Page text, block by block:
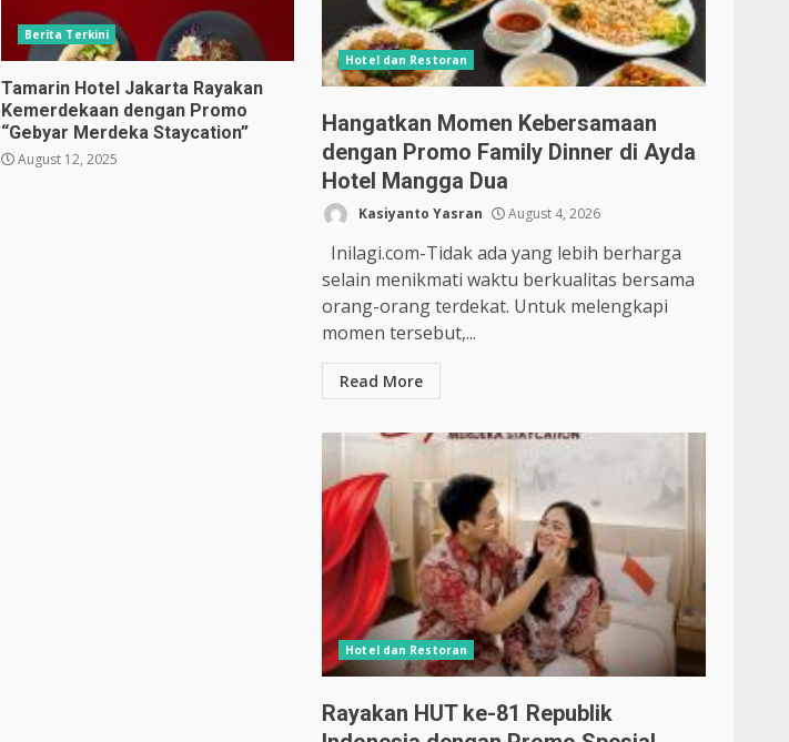
Berita Terkini
Tamarin Hotel Jakarta Rayakan
Kemerdekaan dengan Promo
“Gebyar Merdeka Staycation”
August 12, 2025
Hotel dan Restoran
Hangatkan Momen Kebersamaan
dengan Promo Family Dinner di Ayda
Hotel Mangga Dua
Kasiyanto Yasran August 4, 2026
Inilagi.com-Tidak ada yang lebih berharga
selain menikmati waktu berkualitas bersama
orang-orang terdekat. Untuk melengkapi
momen tersebut,...
Read More
Hotel dan Restoran
Rayakan HUT ke-81 Republik